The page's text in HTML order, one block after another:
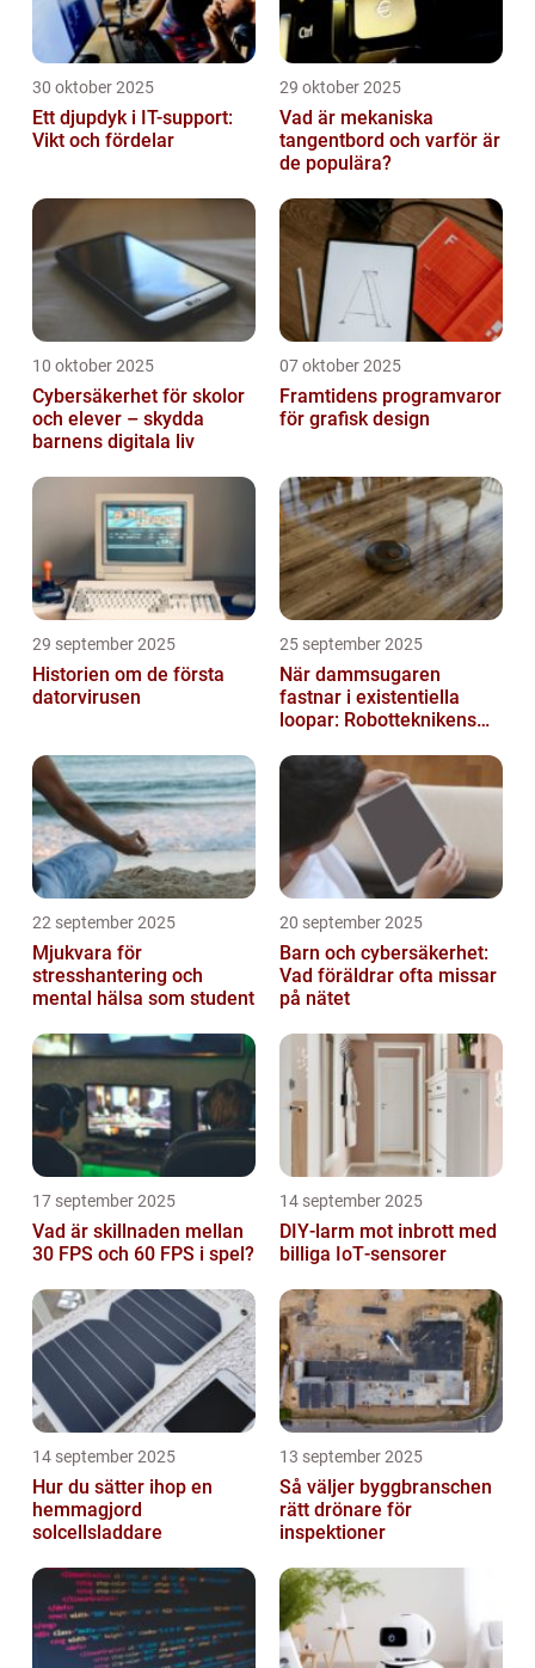
30 oktober 2025
Ett djupdyk i IT-support:
Vikt och fördelar
29 oktober 2025
Vad är mekaniska
tangentbord och varför är
de populära?
10 oktober 2025
Cybersäkerhet för skolor
och elever – skydda
barnens digitala liv
07 oktober 2025
Framtidens programvaror
för grafisk design
29 september 2025
Historien om de första
datorvirusen
25 september 2025
När dammsugaren
fastnar i existentiella
loopar: Robotteknikens
22 september 2025
Mjukvara för
stresshantering och
mental hälsa som student
20 september 2025
Barn och cybersäkerhet:
Vad föräldrar ofta missar
på nätet
17 september 2025
Vad är skillnaden mellan
30 FPS och 60 FPS i spel?
14 september 2025
DIY‑larm mot inbrott med
billiga IoT‑sensorer
14 september 2025
Hur du sätter ihop en
hemmagjord
solcellsladdare
13 september 2025
Så väljer byggbranschen
rätt drönare för
inspektioner